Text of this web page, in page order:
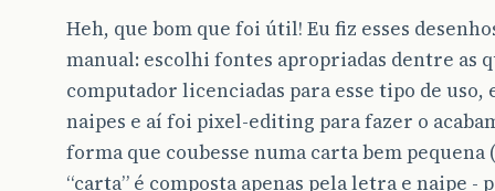
Heh, que bom que foi útil! Eu fiz esses
manual: escolhi fontes apropriadas dentre as
computador licenciadas para esse tipo de uso,
naipes e aí foi pixel-editing para fazer o
forma que coubesse numa carta bem pequena
“carta” é composta apenas pela letra e naipe